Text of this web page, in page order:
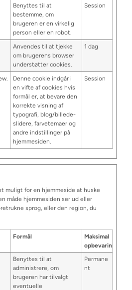
Benyttes til at
bestemme, om
brugeren er en virkelig
person eller en robot.
Session
Anvendes til at tjekke
om brugerens browser
understøtter cookies.
1 dag
Denne cookie indgår i
en vifte af cookies hvis
formål er, at bevare den
korrekte visning af
typografi, blog/billede-
slidere, farvetemaer og
andre indstillinger på
hjemmesiden.
Session
muligt for en hjemmeside at huske
måde hjemmesiden ser ud eller
sprog, eller den region, du
Formål
Maksimal
opbevaringstid
Benyttes til at
administrere, om
brugeren har tilvalgt
eventuelle
Permane
nt